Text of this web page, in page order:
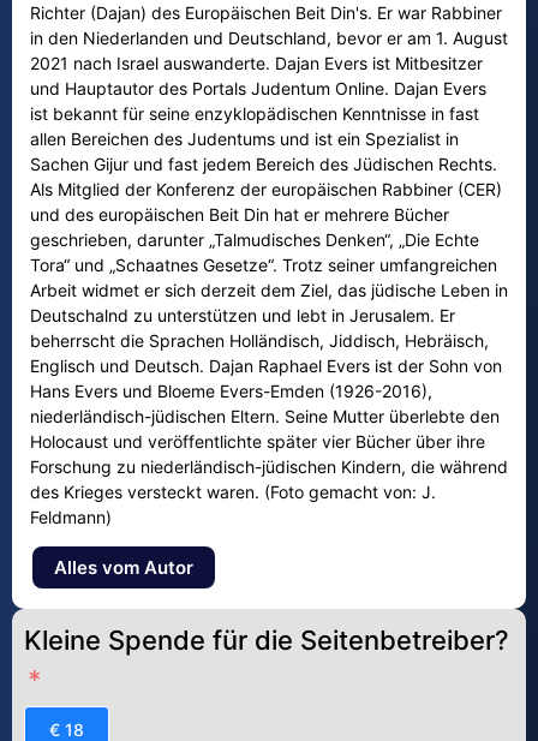
Richter (Dajan) des Europäischen Beit Din's. Er war Rabbiner
in den Niederlanden und Deutschland, bevor er am 1. August
2021 nach Israel auswanderte. Dajan Evers ist Mitbesitzer
und Hauptautor des Portals Judentum Online. Dajan Evers
ist bekannt für seine enzyklopädischen Kenntnisse in fast
allen Bereichen des Judentums und ist ein Spezialist in
Sachen Gijur und fast jedem Bereich des Jüdischen Rechts.
Als Mitglied der Konferenz der europäischen Rabbiner (CER)
und des europäischen Beit Din hat er mehrere Bücher
geschrieben, darunter „Talmudisches Denken“, „Die Echte
Tora“ und „Schaatnes Gesetze“. Trotz seiner umfangreichen
Arbeit widmet er sich derzeit dem Ziel, das jüdische Leben in
Deutschalnd zu unterstützen und lebt in Jerusalem. Er
beherrscht die Sprachen Holländisch, Jiddisch, Hebräisch,
Englisch und Deutsch. Dajan Raphael Evers ist der Sohn von
Hans Evers und Bloeme Evers-Emden (1926-2016),
niederländisch-jüdischen Eltern. Seine Mutter überlebte den
Holocaust und veröffentlichte später vier Bücher über ihre
Forschung zu niederländisch-jüdischen Kindern, die während
des Krieges versteckt waren. (Foto gemacht von: J.
Feldmann)
Alles vom Autor
Kleine Spende für die Seitenbetreiber?
€ 18